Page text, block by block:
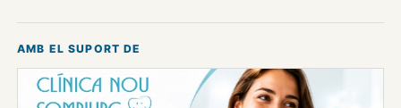
AMB EL SUPORT DE